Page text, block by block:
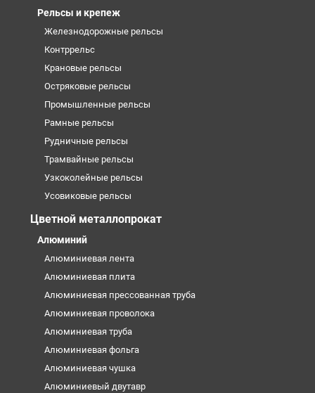
Рельсы и крепеж
Железнодорожные рельсы
Контррельс
Крановые рельсы
Остряковые рельсы
Промышленные рельсы
Рамные рельсы
Рудничные рельсы
Трамвайные рельсы
Узкоколейные рельсы
Усовиковые рельсы
Цветной металлопрокат
Алюминий
Алюминиевая лента
Алюминиевая плита
Алюминиевая прессованная труба
Алюминиевая проволока
Алюминиевая труба
Алюминиевая фольга
Алюминиевая чушка
Алюминиевый двутавр